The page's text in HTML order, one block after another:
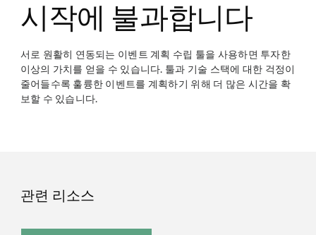
시작에 불과합니다
서로 원활히 연동되는 이벤트 계획 수립 툴을 사용하면 투자한
이상의 가치를 얻을 수 있습니다. 툴과 기술 스택에 대한 걱정이
줄어들수록 훌륭한 이벤트를 계획하기 위해 더 많은 시간을 확
보할 수 있습니다.
관련 리소스